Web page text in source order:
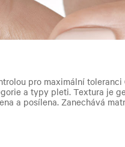
pro maximální
a typy pleti. Textura je
a posílena. Zanechává